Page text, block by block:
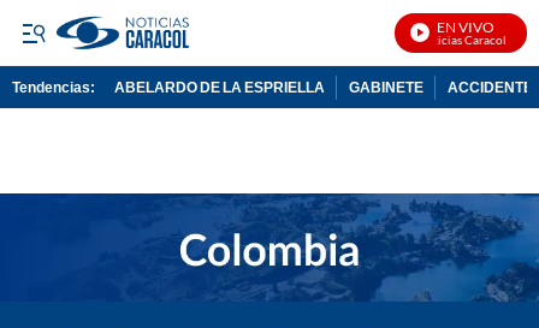
EN VIVO
Noticias Caracol En Vivo
Tendencias: ABELARDO DE LA ESPRIELLA GABINETE ACCIDENTE